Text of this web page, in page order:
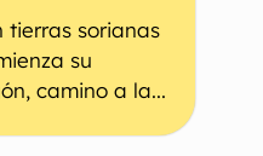
tierras sorianas
su
camino a la...